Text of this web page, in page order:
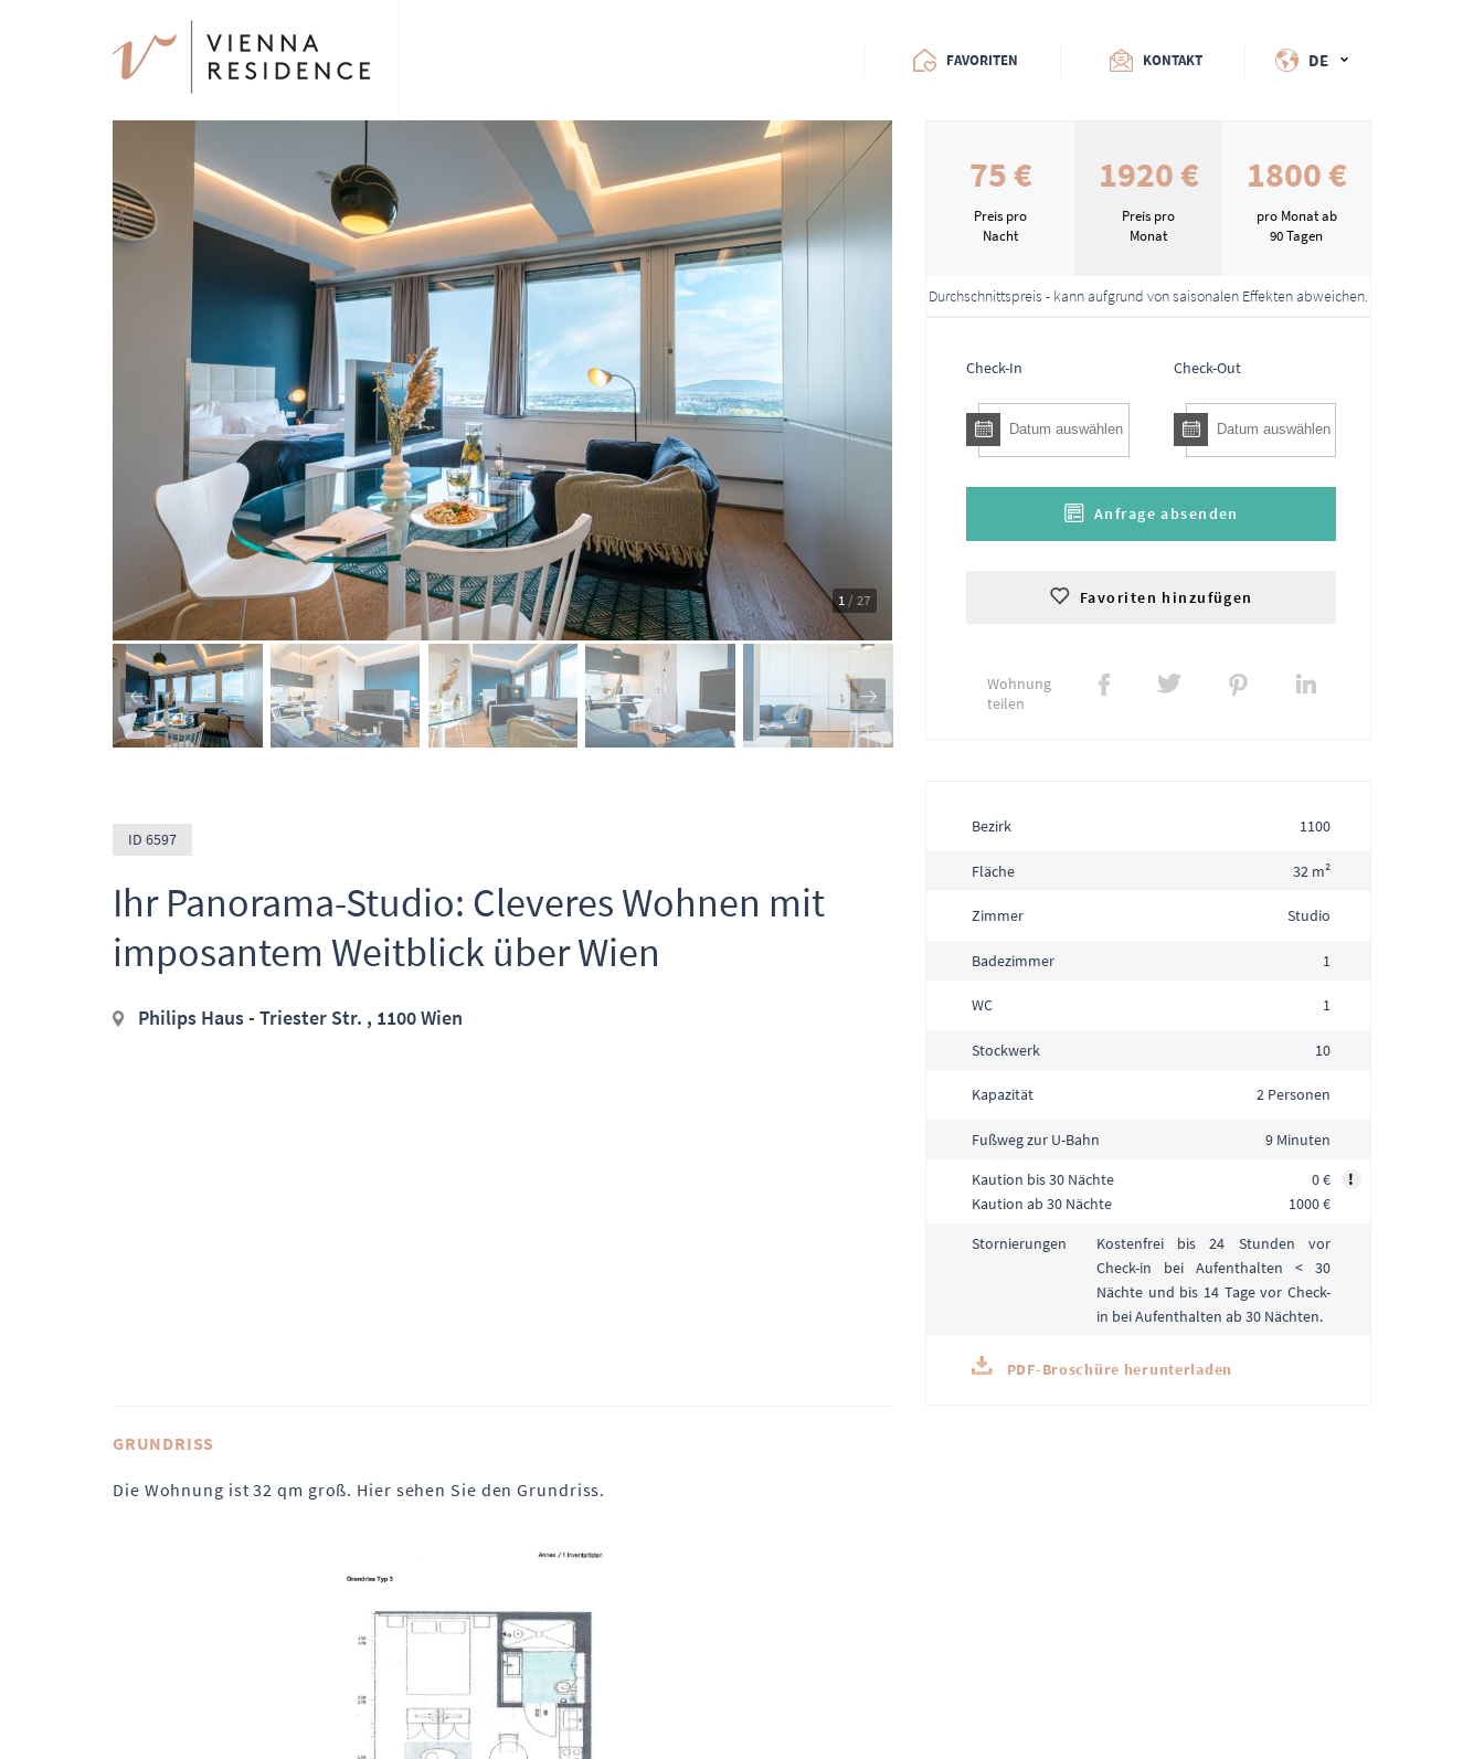
FAVORITEN KONTAKT DE
1 / 27
ID 6597
Ihr Panorama-Studio: Cleveres Wohnen mit
imposantem Weitblick über Wien
Philips Haus - Triester Str. , 1100 Wien
75 €
Preis pro
Nacht
1920 €
Preis pro
Monat
1800 €
pro Monat ab
90 Tagen
Durchschnittspreis - kann aufgrund von saisonalen Effekten abweichen.
Check-In Check-Out
Anfrage absenden
Favoriten hinzufügen
Wohnung
teilen
Bezirk 1100
Fläche 32 m²
Zimmer Studio
Badezimmer 1
WC 1
Stockwerk 10
Kapazität 2 Personen
Fußweg zur U-Bahn
9 Minuten
Kaution bis 30 Nächte
Kaution ab 30 Nächte
0 €
1000 €
!
Stornierungen
Kostenfrei bis 24 Stunden vor
Check-in bei Aufenthalten < 30
Nächte und bis 14 Tage vor Check-
in bei Aufenthalten ab 30 Nächten.
PDF-Broschüre herunterladen
GRUNDRISS
Die Wohnung ist 32 qm groß. Hier sehen Sie den Grundriss.